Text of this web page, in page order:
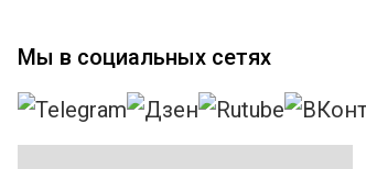
Мы в социальных сетях